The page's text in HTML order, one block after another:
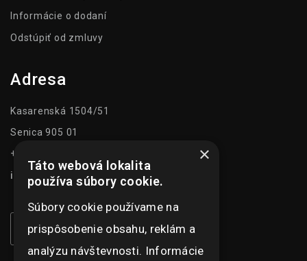
Informácie o dodaní
Odstúpiť od zmluvy
Adresa
Kasarenská 1504/51
Senica 905 01
+421 948 073 915
info@ghexpo.sk
×
Táto webová lokalita
používa súbory cookie.
Súbory cookie používame na
prispôsobenie obsahu, reklám a
analýzu návštevnosti. Informácie